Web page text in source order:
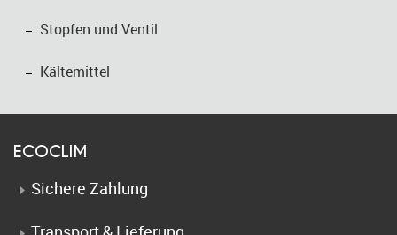
Stopfen und Ventil
Kältemittel
ECOCLIM
Sichere Zahlung